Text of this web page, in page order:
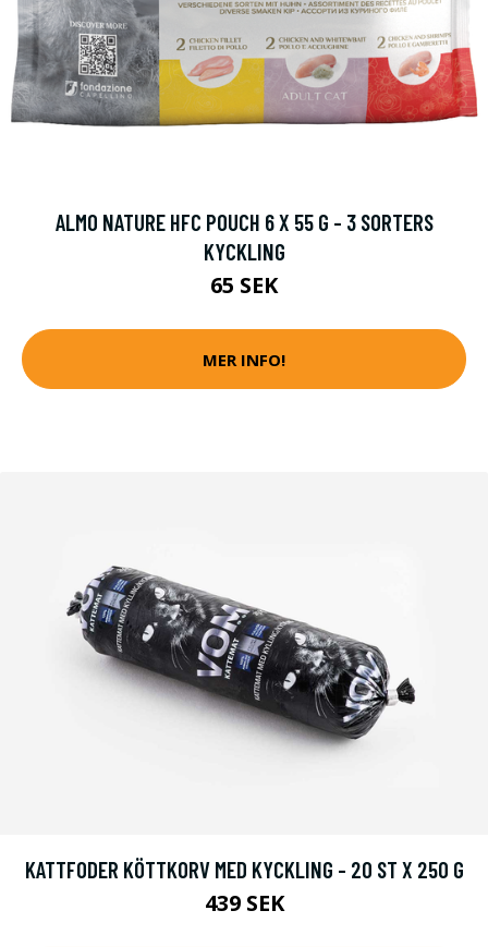
ALMO NATURE HFC POUCH 6 X 55 G - 3 SORTERS
KYCKLING
65 SEK
MER INFO!
KATTFODER KÖTTKORV MED KYCKLING - 20 ST X 250 G
439 SEK